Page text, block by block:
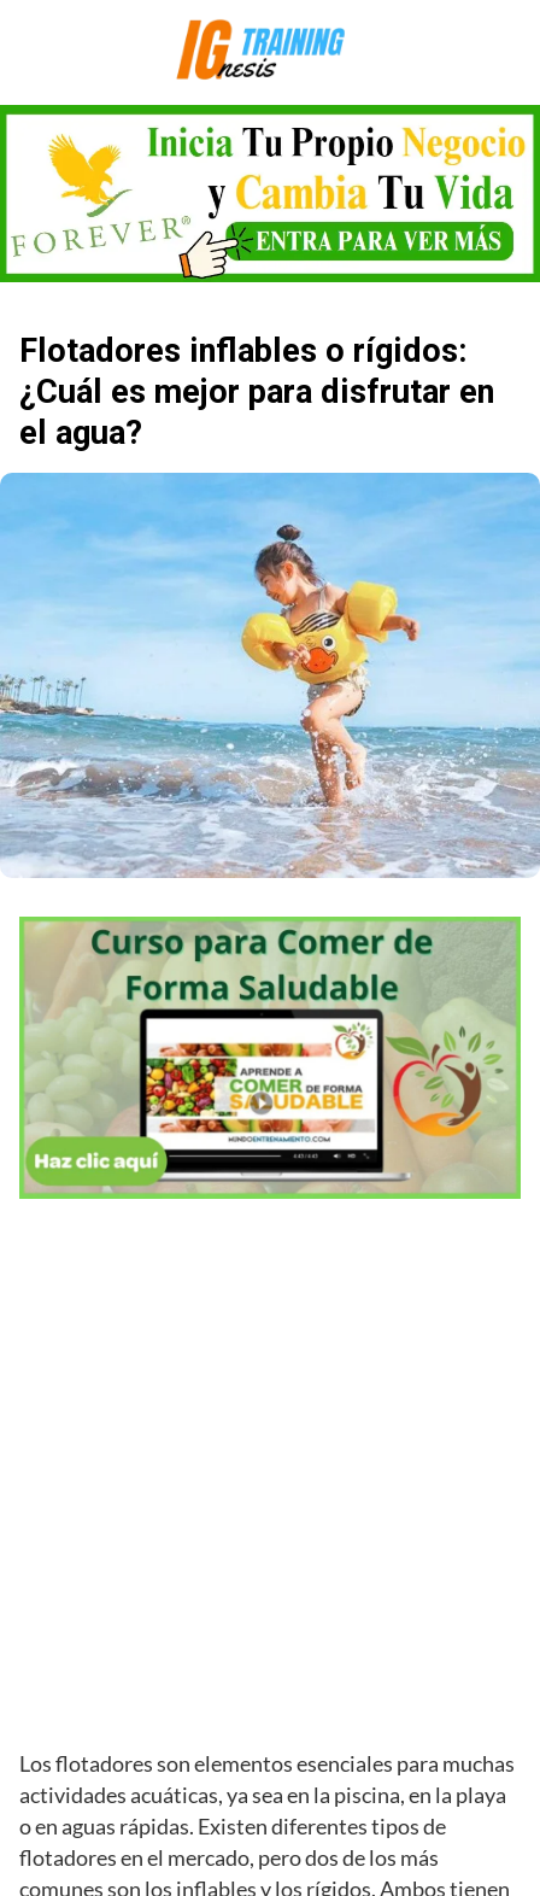
Flotadores inflables o rígidos:
¿Cuál es mejor para disfrutar en
el agua?
Los flotadores son elementos esenciales para muchas
actividades acuáticas, ya sea en la piscina, en la playa
o en aguas rápidas. Existen diferentes tipos de
flotadores en el mercado, pero dos de los más
comunes son los inflables y los rígidos. Ambos tienen